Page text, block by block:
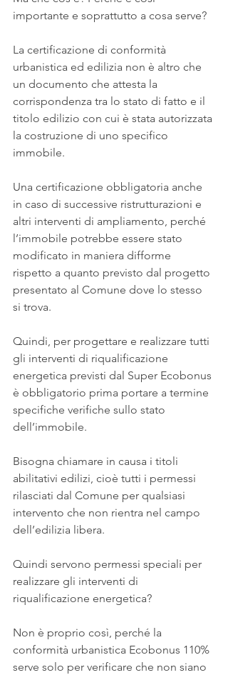
importante e soprattutto a cosa serve?
La certificazione di conformità
urbanistica ed edilizia non è altro che
un documento che attesta la
corrispondenza tra lo stato di fatto e il
titolo edilizio con cui è stata autorizzata
la costruzione di uno specifico
immobile.
Una certificazione obbligatoria anche
in caso di successive ristrutturazioni e
altri interventi di ampliamento, perché
l’immobile potrebbe essere stato
modificato in maniera difforme
rispetto a quanto previsto dal progetto
presentato al Comune dove lo stesso
si trova.
Quindi, per progettare e realizzare tutti
gli interventi di riqualificazione
energetica previsti dal Super Ecobonus
è obbligatorio prima portare a termine
specifiche verifiche sullo stato
dell’immobile.
Bisogna chiamare in causa i titoli
abilitativi edilizi, cioè tutti i permessi
rilasciati dal Comune per qualsiasi
intervento che non rientra nel campo
dell’edilizia libera.
Quindi servono permessi speciali per
realizzare gli interventi di
riqualificazione energetica?
Non è proprio così, perché la
conformità urbanistica Ecobonus 110%
serve solo per verificare che non siano